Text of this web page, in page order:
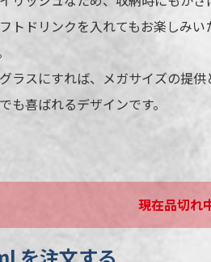
（幅90×高170×奥90mm）
トドリンクを入れてもお楽しみ
ラスにすれば、メガサイズの提
喜ばれるデザインです。
現在品切れ